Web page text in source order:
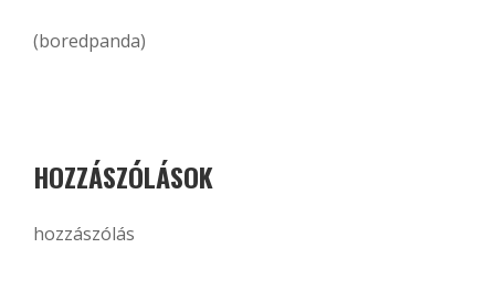
(boredpanda)
HOZZÁSZÓLÁSOK
hozzászólás